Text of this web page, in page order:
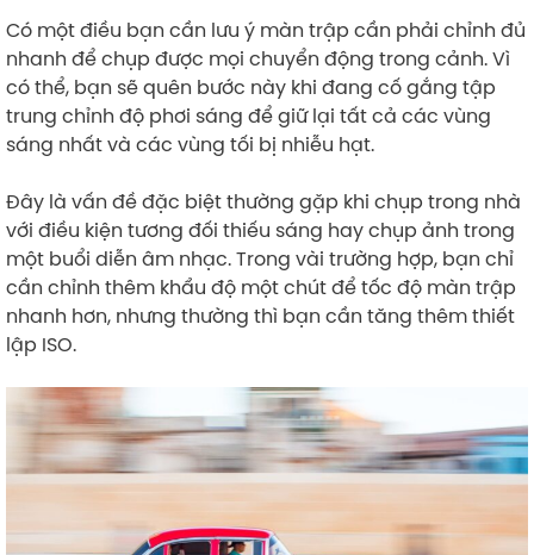
Có một điều bạn cần lưu ý màn trập cần phải chỉnh đủ
nhanh để chụp được mọi chuyển động trong cảnh. Vì
có thể, bạn sẽ quên bước này khi đang cố gắng tập
trung chỉnh độ phơi sáng để giữ lại tất cả các vùng
sáng nhất và các vùng tối bị nhiễu hạt.
Đây là vấn đề đặc biệt thường gặp khi chụp trong nhà
với điều kiện tương đối thiếu sáng hay chụp ảnh trong
một buổi diễn âm nhạc. Trong vài trường hợp, bạn chỉ
cần chỉnh thêm khẩu độ một chút để tốc độ màn trập
nhanh hơn, nhưng thường thì bạn cần tăng thêm thiết
lập ISO.